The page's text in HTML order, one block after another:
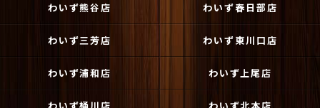
わいず熊谷店 わいず春日部店
わいず三芳店 わいず東川口店
わいず浦和店 わいず上尾店